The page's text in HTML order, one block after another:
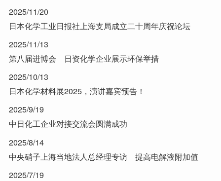
2025/11/20
日本化学工业日报社上海支局成立二十周年庆祝论坛
2025/11/13
第八届进博会 日资化学企业展示环保举措
2025/10/13
日本化学材料展2025，演讲嘉宾预告！
2025/9/19
中日化工企业对接交流会圆满成功
2025/8/14
中央硝子上海当地法人总经理专访 提高电解液附加值
2025/7/19